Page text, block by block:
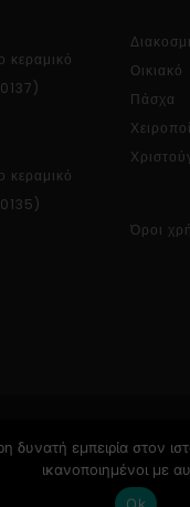
κεραμικό
κεραμικό
Οικιακό
Πάσχα
Όροι
εμπειρία στον
ικανοποιημένοι με
Ok